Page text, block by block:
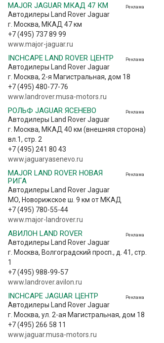
Реклама
MAJOR JAGUAR МКАД 47 КМ
Автодилеры Land Rover Jaguar
г. Москва, МКАД 47 км
+7 (495) 737 89 99
www.major-jaguar.ru
Реклама
INCHCAPE LAND ROVER ЦЕНТР
Автодилеры Land Rover Jaguar
г. Москва, 2-я Магистральная, дом 18
+7 (495) 480-77-76
www.landrover.musa-motors.ru
Реклама
РОЛЬФ JAGUAR ЯСЕНЕВО
Автодилеры Land Rover Jaguar
г. Москва, МКАД 40 км (внешняя сторона)
вл.1, стр. 2
+7 (495) 241 80 43
www.jaguaryasenevo.ru
Реклама
MAJOR LAND ROVER НОВАЯ
РИГА
Автодилеры Land Rover Jaguar
МО, Новорижское ш. 9 км от МКАД
+7 (495) 780-55-44
www.major-landrover.ru
Реклама
АВИЛОН LAND ROVER
Автодилеры Land Rover Jaguar
г. Москва, Волгоградский просп., д. 41, стр.
1
+7 (495) 988-99-57
www.landrover.avilon.ru
Реклама
INCHCAPE JAGUAR ЦЕНТР
Автодилеры Land Rover Jaguar
г. Москва, ул. 2-ая Магистральная, дом 18
+7 (495) 266 58 11
www.jaguar.musa-motors.ru